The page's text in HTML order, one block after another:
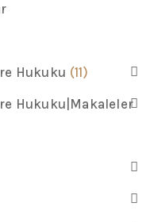
Hukuku (11)
Hukuku|Makaleler